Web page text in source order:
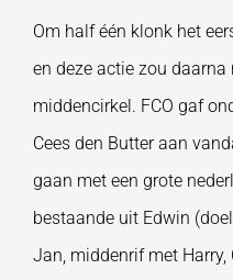
Om half één klonk het
en deze actie zou
middencirkel. FCO gaf
Cees den Butter aan
gaan met een grote
bestaande uit Edwin
Jan, middenrif met Harry,